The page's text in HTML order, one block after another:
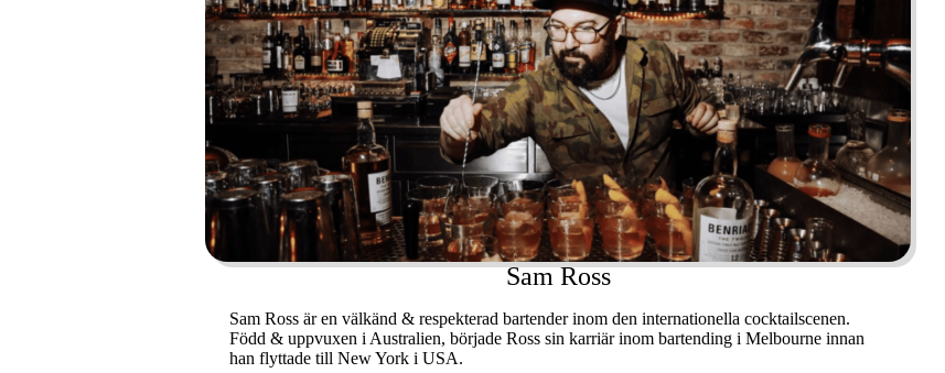
Sam Ross
Sam Ross är en välkänd & respekterad bartender inom den internationella cocktailscenen.
Född & uppvuxen i Australien, började Ross sin karriär inom bartending i Melbourne innan
han flyttade till New York i USA.